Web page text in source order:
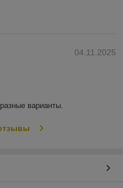
04.11.2025
варианты.